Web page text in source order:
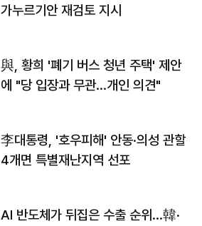
가누르기안 재검토 지시
與, 황희 '폐기 버스 청년 주택' 제안
에 "당 입장과 무관…개인 의견"
李대통령, '호우피해' 안동·의성 관할
4개면 특별재난지역 선포
AI 반도체가 뒤집은 수출 순위…韓·